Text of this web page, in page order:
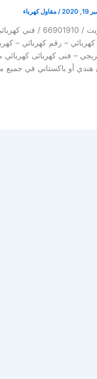
/ مقاول كهرباء
كهربائي منازل
– فني كهربائي – رقم كهربائي
– فنى كهربائى
أو باكستاني في جميع